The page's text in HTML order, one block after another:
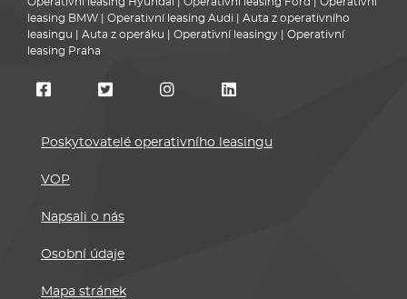
leasing BMW
Operativní leasing Audi
Auta z operativního
leasingu
Auta z operáku Operativní leasingy
Operativní
leasing Praha
Poskytovatelé operativního leasingu
VOP
Napsali o nás
Osobní údaje
Mapa stránek